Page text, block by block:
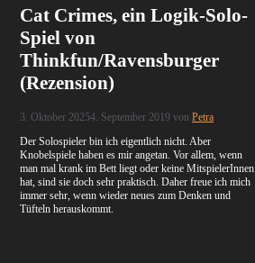
Cat Crimes, ein Logik-Solo-
Spiel von
Thinkfun/Ravensburger
(Rezension)
3. Oktober 20254. September 2019 vonPetra
Der Solospieler bin ich eigentlich nicht. Aber
Knobelspiele haben es mir angetan. Vor allem, wenn
man mal krank im Bett liegt oder keine MitspielerInnen
hat, sind sie doch sehr praktisch. Daher freue ich mich
immer sehr, wenn wieder neues zum Denken und
Tüfteln herauskommt.